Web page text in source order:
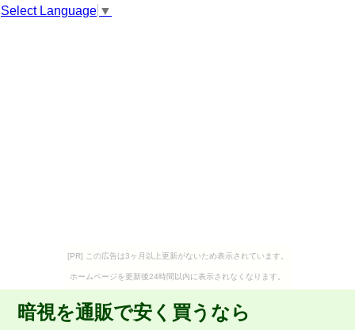
Select Language ▼
[PR] この広告は3ヶ月以上更新がないため表示されています。
ホームページを更新後24時間以内に表示されなくなります。
暗視を通販で安く買うなら